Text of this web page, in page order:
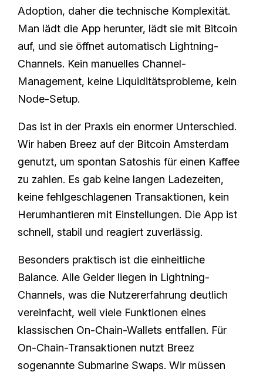
Adoption, daher die technische Komplexität.
Man lädt die App herunter, lädt sie mit Bitcoin
auf, und sie öffnet automatisch Lightning-
Channels. Kein manuelles Channel-
Management, keine Liquiditätsprobleme, kein
Node-Setup.
Das ist in der Praxis ein enormer Unterschied.
Wir haben Breez auf der Bitcoin Amsterdam
genutzt, um spontan Satoshis für einen Kaffee
zu zahlen. Es gab keine langen Ladezeiten,
keine fehlgeschlagenen Transaktionen, kein
Herumhantieren mit Einstellungen. Die App ist
schnell, stabil und reagiert zuverlässig.
Besonders praktisch ist die einheitliche
Balance. Alle Gelder liegen in Lightning-
Channels, was die Nutzererfahrung deutlich
vereinfacht, weil viele Funktionen eines
klassischen On-Chain-Wallets entfallen. Für
On-Chain-Transaktionen nutzt Breez
sogenannte Submarine Swaps. Wir müssen